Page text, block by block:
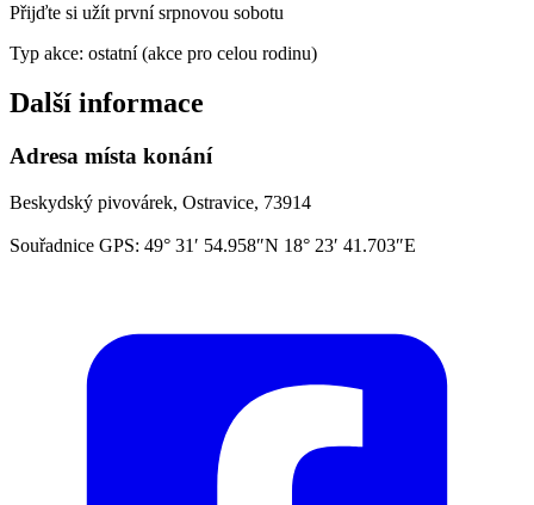
Přijďte si užít první srpnovou sobotu
Typ akce: ostatní (akce pro celou rodinu)
Další informace
Adresa místa konání
Beskydský pivovárek, Ostravice, 73914
Souřadnice GPS: 49° 31′ 54.958″N 18° 23′ 41.703″E